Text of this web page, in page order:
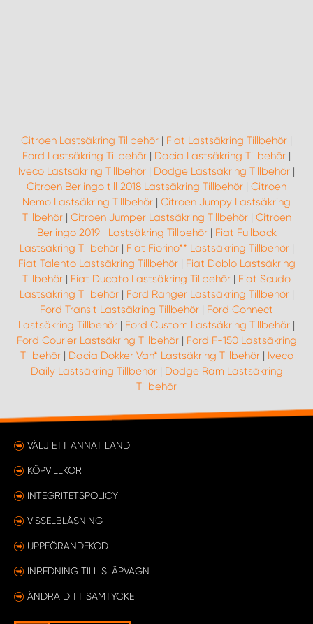
Citroen Lastsäkring Tillbehör | Fiat Lastsäkring Tillbehör |
Ford Lastsäkring Tillbehör | Dacia Lastsäkring Tillbehör |
Iveco Lastsäkring Tillbehör | Dodge Lastsäkring Tillbehör |
Citroen Berlingo till 2018 Lastsäkring Tillbehör | Citroen
Nemo Lastsäkring Tillbehör | Citroen Jumpy Lastsäkring
Tillbehör| Citroen Jumper Lastsäkring Tillbehör| Citroen
Berlingo 2019- Lastsäkring Tillbehör| Fiat Fullback
Lastsäkring Tillbehör| Fiat Fiorino** Lastsäkring Tillbehör|
Fiat Talento Lastsäkring Tillbehör| Fiat Doblo Lastsäkring
Tillbehör | Fiat Ducato Lastsäkring Tillbehör | Fiat Scudo
Lastsäkring Tillbehör| Ford Ranger Lastsäkring Tillbehör|
Ford Transit Lastsäkring Tillbehör | Ford Connect
Lastsäkring Tillbehör | Ford Custom Lastsäkring Tillbehör |
Ford Courier Lastsäkring Tillbehör| Ford F-150 Lastsäkring
Tillbehör| Dacia Dokker Van* Lastsäkring Tillbehör| Iveco
Daily Lastsäkring Tillbehör| Dodge Ram Lastsäkring
Tillbehör
VÄLJ ETT ANNAT LAND
KÖPVILLKOR
INTEGRITETSPOLICY
VISSELBLÅSNING
UPPFÖRANDEKOD
INREDNING TILL SLÄPVAGN
ÄNDRA DITT SAMTYCKE